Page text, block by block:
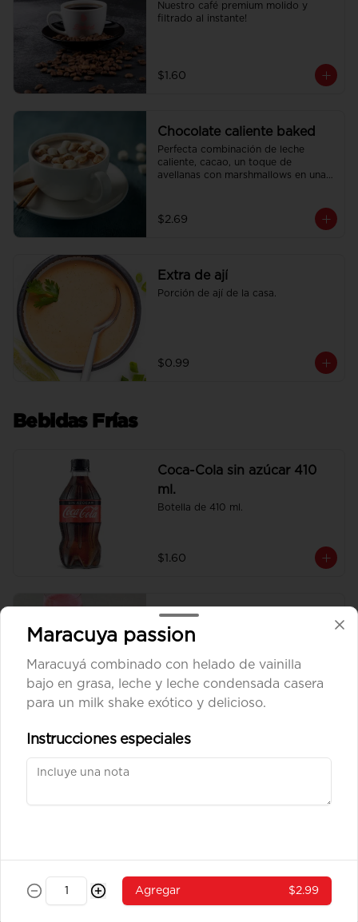
Nuestro café premium molido y
filtrado al instante!
$1.60
Chocolate caliente baked
Perfecta combinación de leche
caliente, cacao, un toque de
avellanas con marshmallows en una
$2.69
Extra de ají
Porción de ají de la casa.
$0.99
Bebidas Frías
Coca-Cola sin azúcar 410
ml.
Botella de 410 ml.
$1.60
Jugo de mora
Jugo 100% mora.
$2.20
Sprite 500 ml.
Maracuya passion
Maracuyá combinado con helado de vainilla
bajo en grasa, leche y leche condensada casera
para un milk shake exótico y delicioso.
Instrucciones especiales
Agregar $2.99